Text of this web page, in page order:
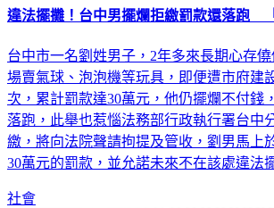
違法擺攤！台中男擺爛拒繳罰款還落跑
台中市一名劉姓男子，2年多來長期心存
場賣氣球、泡泡機等玩具，即便遭市府建
次，累計罰款達30萬元，他仍擺爛不付錢
落跑，此舉也惹惱法務部行政執行署台中
繳，將向法院聲請拘提及管收，劉男馬上
30萬元的罰款，並允諾未來不在該處違法
社會